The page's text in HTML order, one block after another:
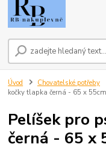
Úvod Chovatelské potřeby
kočky tlapka černá - 65 x 55cm
Pelíšek pro
černá - 65 x